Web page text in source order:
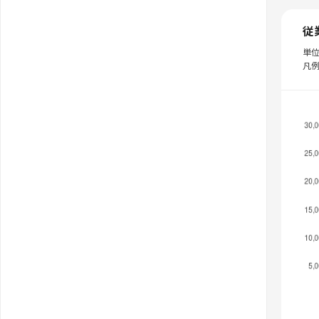
従
単
凡